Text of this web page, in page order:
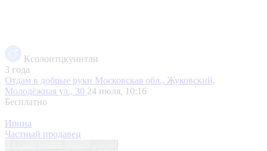
Ксолоитцкуинтли
3 года
Отдам в добрые руки Московская обл., Жуковский,
Молодёжная ул., 30 24 июля, 10:16
Бесплатно
Ирина
Частный продавец